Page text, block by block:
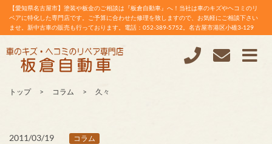
【愛知県名古屋市】塗装や板金のご相談は『板倉自動車』へ！当社は車のキズやヘコミのリ
ペアに特化した専門店です。ご予算に合わせた修理を致しますので、お気軽にご相談下さい
ませ。新中古車の販売も行っております。電話：052-389-5752。名古屋市港区小碓3-129
トップ コラム 久々
2011/03/19 コラム